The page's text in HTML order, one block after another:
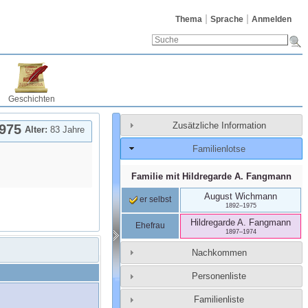
Thema Sprache Anmelden
Geschichten
Alter: 83 Jahre Zusätzliche Information
Familienlotse
Familie mit Hildregarde A. Fangmann
er selbst August Wichmann
1892–1975
Ehefrau Hildregarde A. Fangmann
1897–1974
Nachkommen
Personenliste
Familienliste